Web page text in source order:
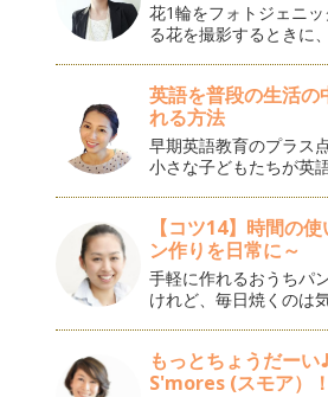
花1輪をフォトジェニ
る花を撮影するときに
英語を普段の生活の
れる方法
早期英語教育のプラス
小さな子どもたちが英
【コツ14】時間の
ン作りを日常に～
手軽に作れるおうちパ
けれど、毎日焼くのは
もっとちょうだー
S'mores (スモア）！